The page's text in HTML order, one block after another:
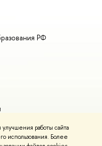
работы сайта
использования. Более
РФ